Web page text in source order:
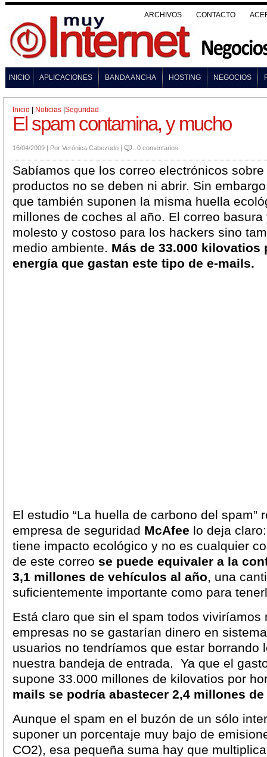
ARCHIVOS CONTACTO
INICIO APLICACIONES BANDA ANCHA HOSTING NEGOCIOS
Inicio Noticias Seguridad
El spam contamina, y mucho
16/04/2009 | Por Verónica Cabezudo | 0 comentarios
Sabíamos que los correo electrónicos
productos no se deben ni abrir. Sin
que también suponen la misma huella
millones de coches al año. El correo
molesto y costoso para los hackers sino
medio ambiente. Más de 33.000 kilovatios
energía que gastan este tipo de e-mails.
El estudio “La huella de carbono del spam”
empresa de seguridad McAfee lo deja
tiene impacto ecológico y no es cualquier
de este correo se puede equivaler a la
3,1 millones de vehículos al año, una
suficientemente importante como para
Está claro que sin el spam todos viviríamos
empresas no se gastarían dinero en
usuarios no tendríamos que estar borrando
nuestra bandeja de entrada. Ya que el
supone 33.000 millones de kilovatios por
mails se podría abastecer 2,4 millones de
Aunque el spam en el buzón de un sólo
suponer un porcentaje muy bajo de
CO2), esa pequeña suma hay que